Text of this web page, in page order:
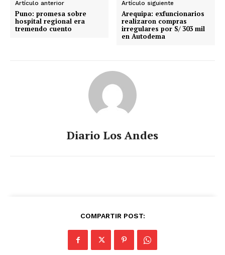
Artículo anterior
Puno: promesa sobre
hospital regional era
tremendo cuento
Artículo siguiente
Arequipa: exfuncionarios
realizaron compras
irregulares por S/ 303 mil
en Autodema
Diario Los Andes
COMPARTIR POST: